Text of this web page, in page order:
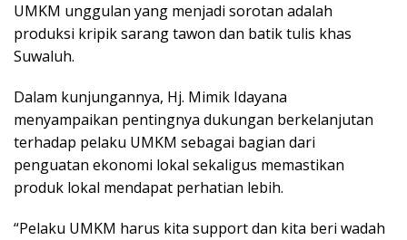
UMKM unggulan yang menjadi sorotan adalah
produksi kripik sarang tawon dan batik tulis khas
Suwaluh.
Dalam kunjungannya, Hj. Mimik Idayana
menyampaikan pentingnya dukungan berkelanjutan
terhadap pelaku UMKM sebagai bagian dari
penguatan ekonomi lokal sekaligus memastikan
produk lokal mendapat perhatian lebih.
“Pelaku UMKM harus kita support dan kita beri wadah